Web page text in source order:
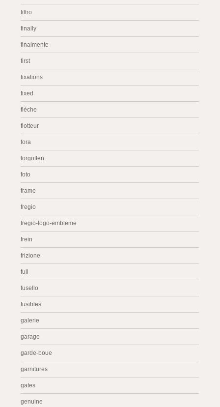
filtro
finally
finalmente
first
fixations
fixed
flèche
flotteur
fora
forgotten
foto
frame
fregio
fregio-logo-embleme
frein
frizione
full
fusello
fusibles
galerie
garage
garde-boue
garnitures
gates
genuine